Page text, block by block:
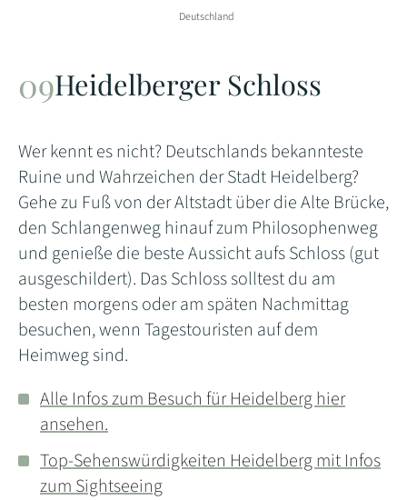
Deutschland
Heidelberger Schloss
Wer kennt es nicht? Deutschlands bekannteste
Ruine und Wahrzeichen der Stadt Heidelberg?
Gehe zu Fuß von der Altstadt über die Alte Brücke,
den Schlangenweg hinauf zum Philosophenweg
und genieße die beste Aussicht aufs Schloss (gut
ausgeschildert). Das Schloss solltest du am
besten morgens oder am späten Nachmittag
besuchen, wenn Tagestouristen auf dem
Heimweg sind.
Alle Infos zum Besuch für Heidelberg hier
ansehen.
Top-Sehenswürdigkeiten Heidelberg mit Infos
zum Sightseeing